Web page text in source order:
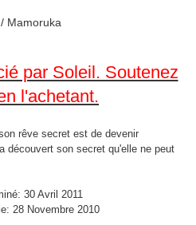
Mamoruka
par Soleil. Soutenez
l'achetant.
rêve secret est de devenir
découvert son secret qu'elle ne peut
30 Avril 2011
28 Novembre 2010